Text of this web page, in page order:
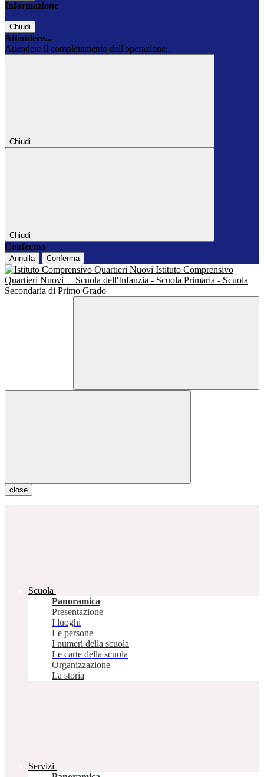
Informazione
Chiudi
Attendere...
Attendere il completamento dell'operazione...
Chiudi
Chiudi
Conferma
Annulla Conferma
Istituto Comprensivo
Quartieri Nuovi
Scuola dell'Infanzia - Scuola Primaria - Scuola
Secondaria di Primo Grado
close
Scuola
Panoramica
Presentazione
I luoghi
Le persone
I numeri della scuola
Le carte della scuola
Organizzazione
La storia
Servizi